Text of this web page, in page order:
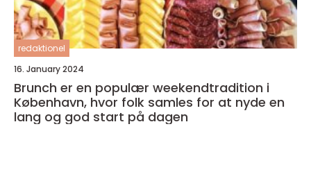
redaktionel
16. January 2024
Brunch er en populær weekendtradition i
København, hvor folk samles for at nyde en
lang og god start på dagen